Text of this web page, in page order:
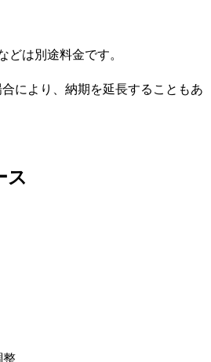
は別途料金です。
により、納期を延長することもあ
ス
整